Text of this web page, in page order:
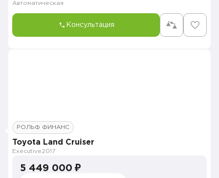
Автоматическая
Консультация
РОЛЬФ ФИНАНС
Toyota Land Cruiser
Executive2017
5 449 000 ₽